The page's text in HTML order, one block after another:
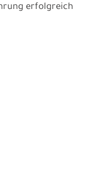
erfolgreich